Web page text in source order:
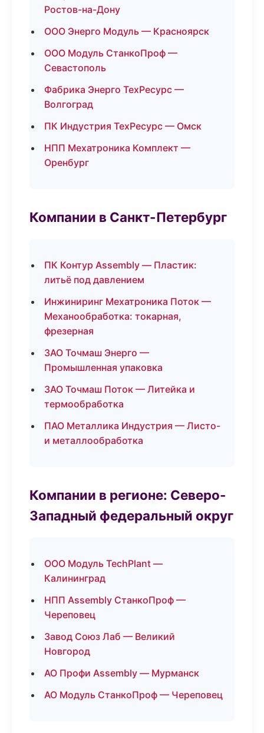
Ростов-на-Дону
ООО Энерго Модуль — Красноярск
ООО Модуль СтанкоПроф —
Севастополь
Фабрика Энерго ТехРесурс —
Волгоград
ПК Индустрия ТехРесурс — Омск
НПП Мехатроника Комплект —
Оренбург
Компании в Санкт-Петербург
ПК Контур Assembly — Пластик:
литьё под давлением
Инжиниринг Мехатроника Поток —
Механообработка: токарная,
фрезерная
ЗАО Точмаш Энерго —
Промышленная упаковка
ЗАО Точмаш Поток — Литейка и
термообработка
ПАО Металлика Индустрия — Листо-
и металлообработка
Компании в регионе: Северо-
Западный федеральный округ
ООО Модуль TechPlant —
Калининград
НПП Assembly СтанкоПроф —
Череповец
Завод Союз Лаб — Великий
Новгород
АО Профи Assembly — Мурманск
АО Модуль СтанкоПроф — Череповец